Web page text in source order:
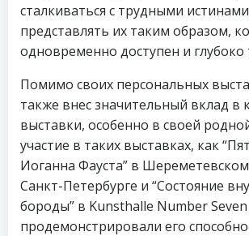
сталкиваться с трудными
представлять их таким образом,
одновременно доступен и глубоко
Помимо своих персональных
также внес значительный вклад в
выставки, особенно в своей
участие в таких выставках, как
Иоганна Фауста” в
Санкт-Петербурге и “Состояние
бороды” в Kunsthalle Number Seven
продемонстрировали его